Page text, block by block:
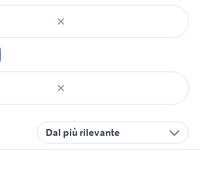
Dal più rilevante